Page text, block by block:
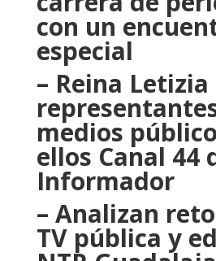
con un
especial
– Reina
medios
ellos Canal 44
Informador
– Analizan
TV pública y